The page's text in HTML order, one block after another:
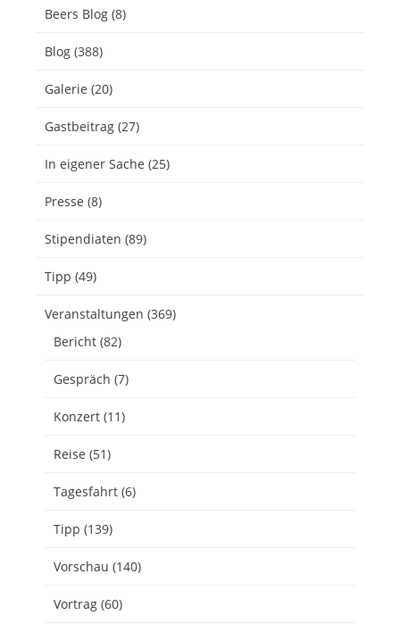
Beers Blog (8)
Blog (388)
Galerie (20)
Gastbeitrag (27)
In eigener Sache (25)
Presse (8)
Stipendiaten (89)
Tipp (49)
Veranstaltungen (369)
Bericht (82)
Gespräch (7)
Konzert (11)
Reise (51)
Tagesfahrt (6)
Tipp (139)
Vorschau (140)
Vortrag (60)